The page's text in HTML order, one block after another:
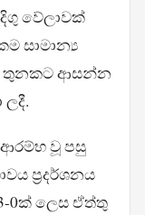
වේලාවක්
සාමාන්‍ය
තුනකට ආසන්න
ආරම්භ වූ පසු
ප්‍රදර්ශනය
0ක් ලෙස ඒත්තු